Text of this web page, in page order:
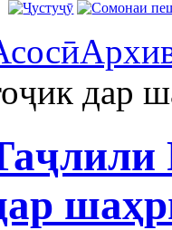
дар